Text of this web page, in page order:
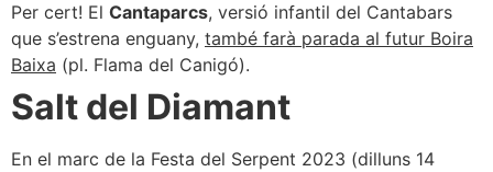
Per cert! El Cantaparcs, versió infantil del Cantabars
que s’estrena enguany, també farà parada al futur Boira
Baixa (pl. Flama del Canigó).
Salt del Diamant
En el marc de la Festa del Serpent 2023 (dilluns 14